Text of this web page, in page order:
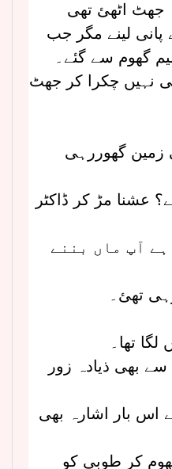
جھٹ اٹھئ تھی
لینے مگر جب
گھوم سے گئے۔
ہی نہیں چکرا کر جھٹ
گھوررہی
عشنا مڑ کر ڈاکٹر
آپ ماں بننے
تھئ۔
تھا۔
بھی ذیادہ زور
اس بار اشارہ بھی
کر طوبی کو